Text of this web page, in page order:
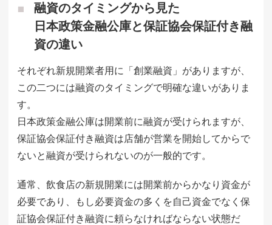
融資のタイミングから見た
日本政策金融公庫と保証協会保証付き融
資の違い
それぞれ新規開業者用に「創業融資」がありますが、
この二つには融資のタイミングで明確な違いがありま
す。
日本政策金融公庫は開業前に融資が受けられますが、
保証協会保証付き融資は店舗が営業を開始してからで
ないと融資が受けられないのが一般的です。
通常、飲食店の新規開業には開業前からかなり資金が
必要であり、もし必要資金の多くを自己資金でなく保
証協会保証付き融資に頼らなければならない状態だ